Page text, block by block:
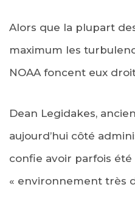
Alors que la plupart
maximum les
NOAA foncent eux
Dean Legidakes,
aujourd’hui côté
confie avoir parfois
« environnement très